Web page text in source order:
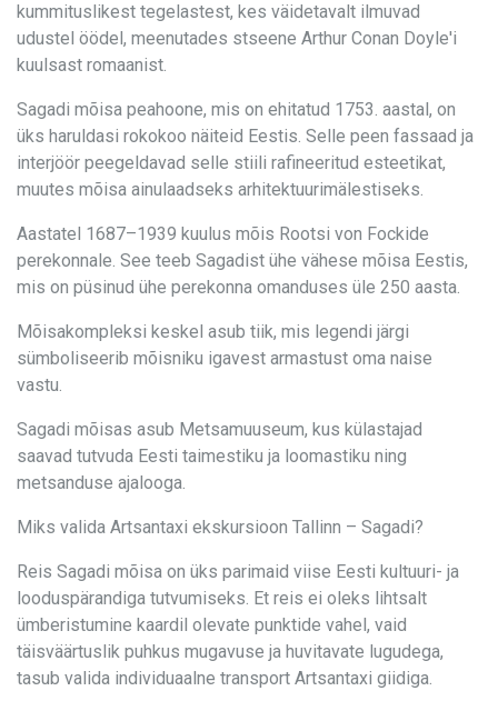
kummituslikest tegelastest, kes väidetavalt ilmuvad
udustel öödel, meenutades stseene Arthur Conan Doyle'i
kuulsast romaanist.
Sagadi mõisa peahoone, mis on ehitatud 1753. aastal, on
üks haruldasi rokokoo näiteid Eestis. Selle peen fassaad ja
interjöör peegeldavad selle stiili rafineeritud esteetikat,
muutes mõisa ainulaadseks arhitektuurimälestiseks.
Aastatel 1687–1939 kuulus mõis Rootsi von Fockide
perekonnale. See teeb Sagadist ühe vähese mõisa Eestis,
mis on püsinud ühe perekonna omanduses üle 250 aasta.
Mõisakompleksi keskel asub tiik, mis legendi järgi
sümboliseerib mõisniku igavest armastust oma naise
vastu.
Sagadi mõisas asub Metsamuuseum, kus külastajad
saavad tutvuda Eesti taimestiku ja loomastiku ning
metsanduse ajalooga.
Miks valida Artsantaxi ekskursioon Tallinn – Sagadi?
Reis Sagadi mõisa on üks parimaid viise Eesti kultuuri- ja
looduspärandiga tutvumiseks. Et reis ei oleks lihtsalt
ümberistumine kaardil olevate punktide vahel, vaid
täisväärtuslik puhkus mugavuse ja huvitavate lugudega,
tasub valida individuaalne transport Artsantaxi giidiga.